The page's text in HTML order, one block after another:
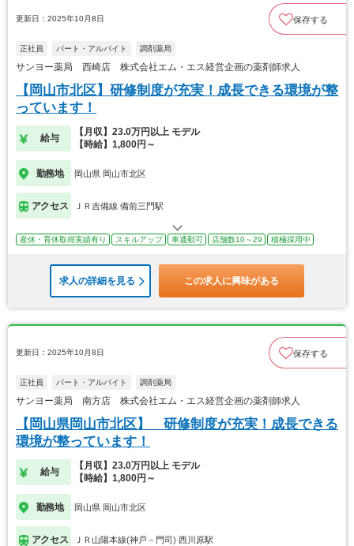
更新日：2025年10月8日 保存する
正社員 パート・アルバイト 調剤薬局
サンヨー薬局 西崎店 株式会社エム・エス経営企画の薬剤師求人
【岡山市北区】研修制度が充実！成長できる環境が整
っています！
給与
【月収】23.0万円以上 モデル
【時給】1,800円～
勤務地 岡山県 岡山市北区
アクセス ＪＲ吉備線 備前三門駅
産休・育休取得実績有り スキルアップ 車通勤可 店舗数10～29 積極採用中
求人の詳細を見る この求人に興味がある
更新日：2025年10月8日 保存する
正社員 パート・アルバイト 調剤薬局
サンヨー薬局 南方店 株式会社エム・エス経営企画の薬剤師求人
【岡山県岡山市北区】 研修制度が充実！成長できる
環境が整っています！
給与
【月収】23.0万円以上 モデル
【時給】1,800円～
勤務地 岡山県 岡山市北区
アクセス ＪＲ山陽本線(神戸－門司) 西川原駅